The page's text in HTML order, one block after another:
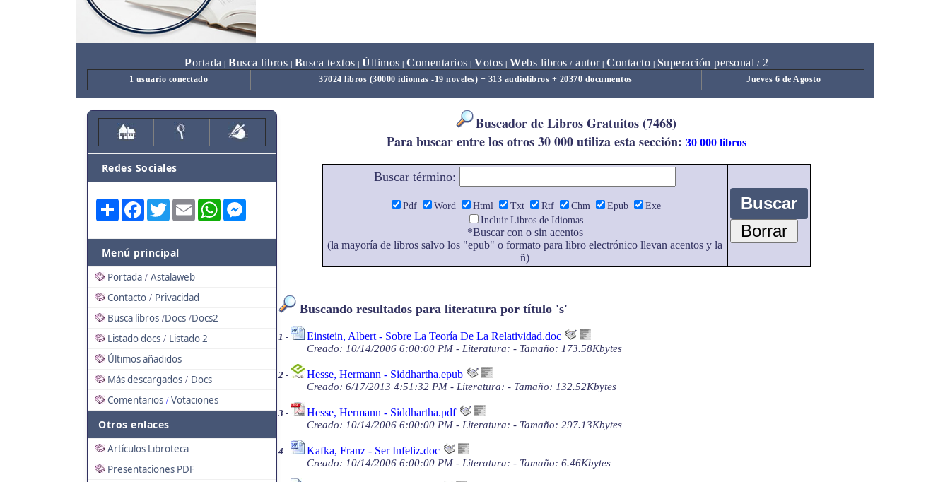
Portada Busca libros Busca textos Últimos |Comentarios Votos Webs libros / autor|Contacto Superación personal / 2
1 usuario conectado 37024 libros (30000 idiomas -19 noveles) + 313 audiolibros + 20370 documentos Jueves 6 de Agosto
Redes Sociales
Share FacebookTwitterEmail WhatsApp
Menú principal
Portada / Astalaweb
Contacto / Privacidad
Busca libros /Docs /Docs2
Listado docs / Listado 2
Últimos añadidos
Más descargados / Docs
Comentarios / Votaciones
Otros enlaces
Artículos Libroteca
Presentaciones PDF
Buscador de Libros Gratuitos (7468)
Para buscar entre los otros 30 000 utiliza esta sección: 30 000 libros
Buscar término:
Pdf Word Html Txt Rtf Chm Epub
Exe
Incluir Libros de Idiomas
*Buscar con o sin acentos
(la mayoría de libros salvo los "epub" o formato para libro electrónico llevan acentos y la
ñ)
Buscando resultados para literatura por título 's'
1 - Einstein, Albert - Sobre La Teoría De La Relatividad.doc
Creado: 10/14/2006 6:00:00 PM - Literatura: - Tamaño: 173.58Kbytes
2 - Hesse, Hermann - Siddhartha.epub
Creado: 6/17/2013 4:51:32 PM - Literatura: - Tamaño: 132.52Kbytes
3 - Hesse, Hermann - Siddhartha.pdf
Creado: 10/14/2006 6:00:00 PM - Literatura: - Tamaño: 297.13Kbytes
4 - Kafka, Franz - Ser Infeliz.doc
Creado: 10/14/2006 6:00:00 PM - Literatura: - Tamaño: 6.46Kbytes